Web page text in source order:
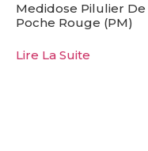
Medidose Pilulier De
Poche Rouge (PM)
Lire La Suite